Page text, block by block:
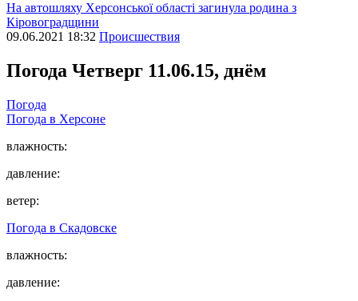
На автошляху Херсонської області загинула родина з
Кіровоградщини
09.06.2021 18:32 Происшествия
Погода Четверг 11.06.15, днём
Погода
Погода в Херсоне
влажность:
давление:
ветер:
Погода в Скадовске
влажность:
давление: